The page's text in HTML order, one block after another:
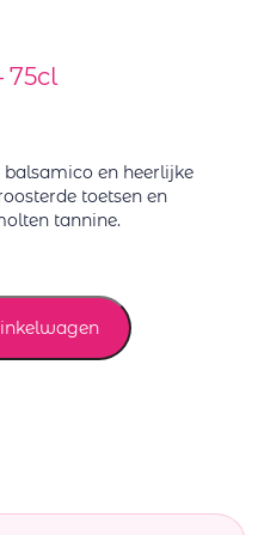
75cl
en heerlijke
toetsen en
tannine.